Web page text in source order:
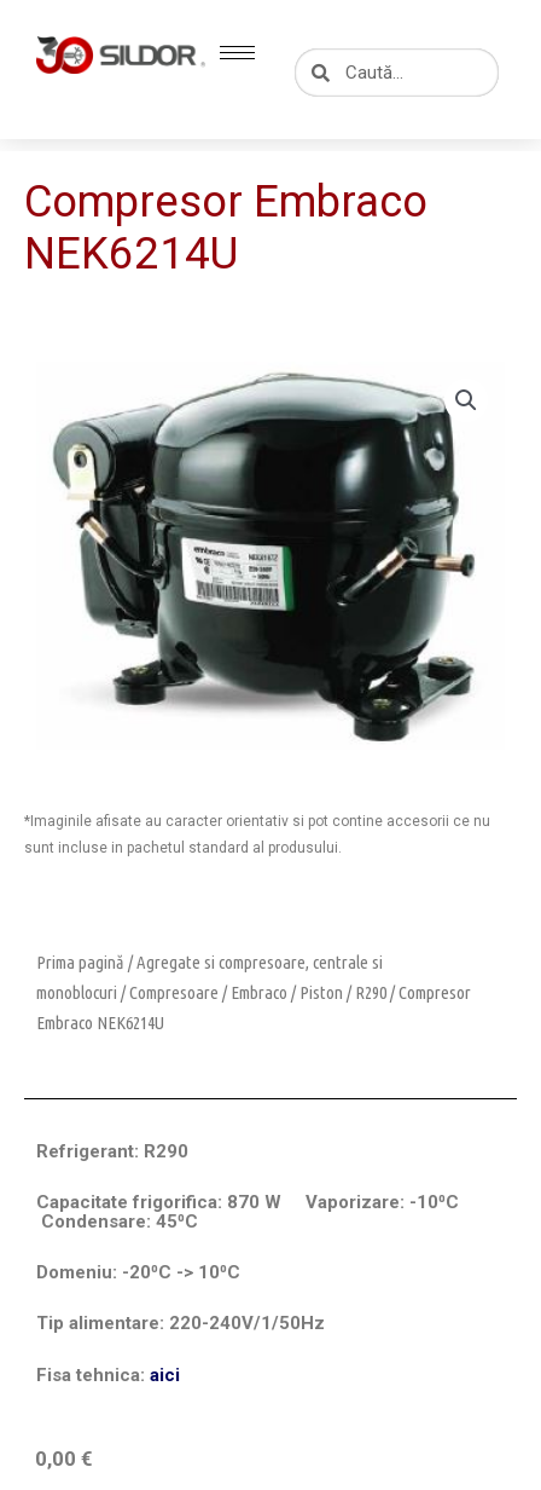
content
CautăCaută
Compresor Embraco
NEK6214U
*Imaginile afisate au caracter orientativ si pot contine accesorii ce nu
sunt incluse in pachetul standard al produsului.
Prima pagină /Agregate si compresoare, centrale si
monoblocuri /Compresoare /Embraco /Piston /R290/ Compresor
Embraco NEK6214U
Refrigerant: R290
Capacitate frigorifica: 870 W Vaporizare: -10⁰C
Condensare: 45⁰C
Domeniu: -20⁰C -> 10⁰C
Tip alimentare: 220-240V/1/50Hz
Fisa tehnica: aici
0,00 €